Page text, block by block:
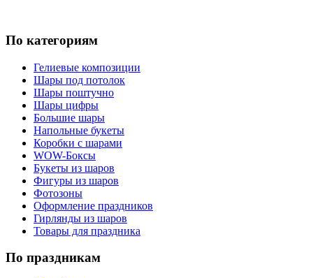
По категориям
Гелиевые композиции
Шары под потолок
Шары поштучно
Шары цифры
Большие шары
Напольные букеты
Коробки с шарами
WOW-Боксы
Букеты из шаров
Фигуры из шаров
Фотозоны
Оформление праздников
Гирлянды из шаров
Товары для праздника
По праздникам